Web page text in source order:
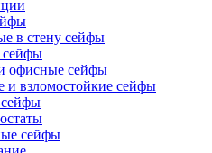
в стену сейфы
сейфы
офисные сейфы
и взломостойкие сейфы
сейфы